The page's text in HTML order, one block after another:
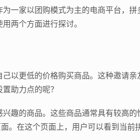
一家以团购模式为主的电商平台，拼
两个方面进行探讨。
以更低的价格购买商品。这种邀请亲
助力点的呢？
趣的商品。这些商品通常具有较高
。在这个页面上，用户可以看到当